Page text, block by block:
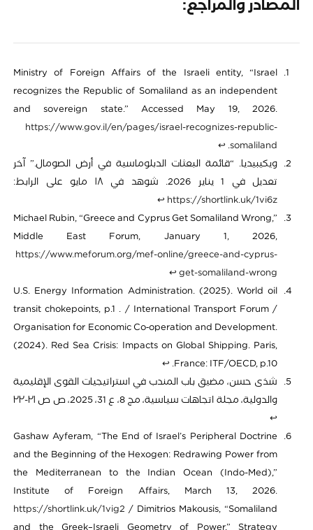
المصادر والمراجع:
Ministry of Foreign Affairs of the Israeli entity, “Israel
recognizes the Republic of Somaliland as an independent
and sovereign state.” Accessed May 19, 2026.
https://www.gov.il/en/pages/israel-recognizes-republic-
somaliland
.
↩︎
ويكيبيديا. “قائمة البعثات الدبلوماسية في أرض الصومال.” آخر
تعديل في 1 يناير 2026. شوهد في ١٨ مايو على الرابط:
https://shortlink.uk/1vi6z
↩︎
Michael Rubin, “Greece and Cyprus Get Somaliland Wrong,”
Middle East Forum, January 1, 2026,
https://www.meforum.org/mef-online/greece-and-cyprus-
get-somaliland-wrong
↩︎
U.S. Energy Information Administration. (2025). World oil
transit chokepoints, p.1 . / International Transport Forum /
Organisation for Economic Co‑operation and Development.
(2024). Red Sea Crisis: Impacts on Global Shipping. Paris,
France: ITF/OECD, p.10.
↩︎
شذى حسن، مضيق باب المندب في استراتيجيات القوى الإقليمية
والدولية، مجلة اتجاهات سياسية، مج 8، ع 31، 2025، ص ص ٢١-٢٢
↩︎
Gashaw Ayferam, “The End of Israel’s Peripheral Doctrine
and the Beginning of the Hexogen: Redrawing Power from
the Mediterranean to the Indian Ocean (Indo-Med),”
Institute of Foreign Affairs, March 13, 2026.
https://shortlink.uk/1vig2 / Dimitrios Makousis, “Somaliland